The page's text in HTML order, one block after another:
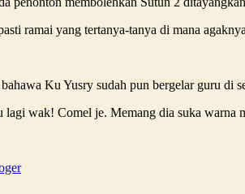
ramai yang tertanya-tanya di mana
Ku Yusry sudah pun bergelar guru di
wak! Comel je. Memang dia suka warna